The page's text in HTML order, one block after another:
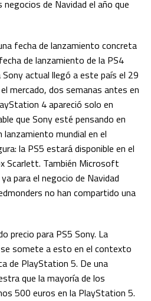
de Navidad el año que
fecha de lanzamiento concreta
de lanzamiento de la PS4
actual llegó a este país el 29
mercado, dos semanas antes en
4 apareció solo en
que Sony esté pensando en
mundial en el
la PS5 estará disponible en el
Scarlett. También Microsoft
para el negocio de Navidad
no han compartido una
precio para PS5 Sony. La
somete a esto en el contexto
de PlayStation 5. De una
que la mayoría de los
500 euros en la PlayStation 5.